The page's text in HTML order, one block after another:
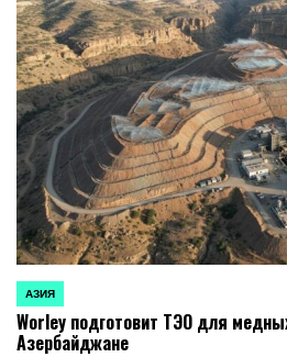
ОПУБЛИКОВАНО
В
АЗИЯ
Worley подготовит ТЭО для
Азербайджане